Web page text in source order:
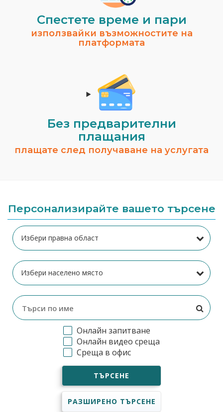
Спестeте време и пари
използвайки възможностите на
платформата
Без предварителни
плащания
плащате след получаване на услугата
Персонализирайте вашето търсене
Онлайн запитване
Онлайн видео среща
Среща в офис
ТЪРСЕНЕ
РАЗШИРЕНО ТЪРСЕНЕ